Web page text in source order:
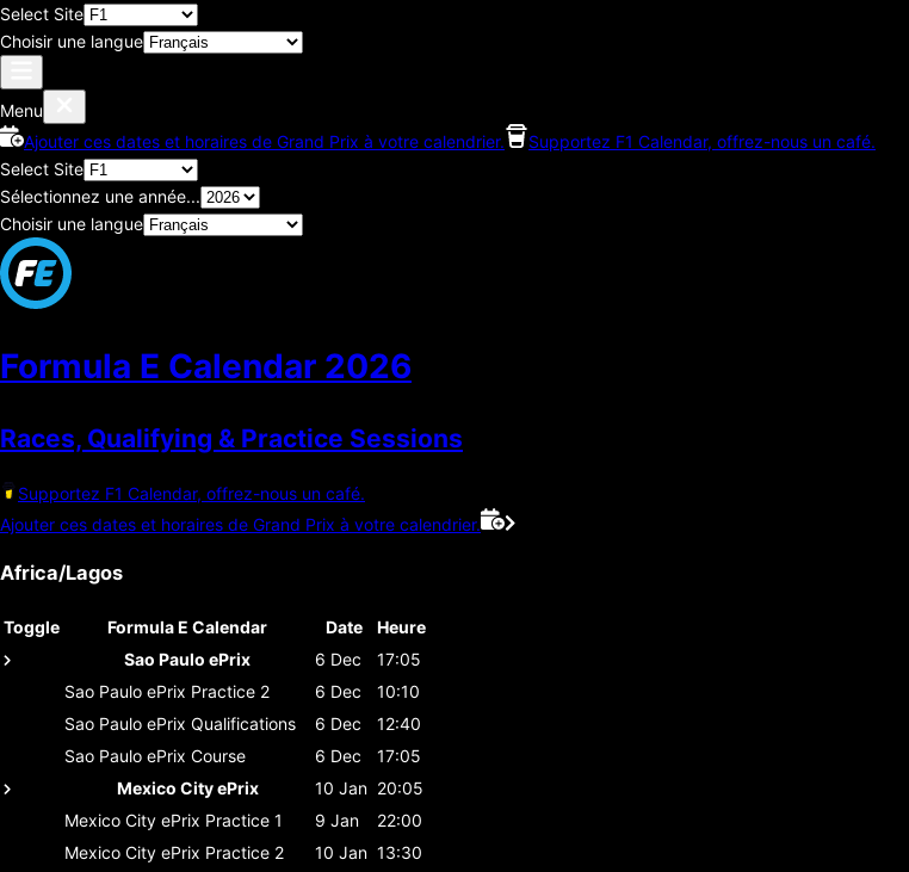
Select Site
Choisir une langue
Menu
Ajouter ces dates et horaires de Grand Prix à votre calendrier.
Supportez F1 Calendar, offrez-nous un café.
Select Site
Sélectionnez une année...
Choisir une langue
Formula E Calendar 2026
Races, Qualifying & Practice Sessions
Supportez F1 Calendar, offrez-nous un café.
Ajouter ces dates et horaires de Grand Prix à votre calendrier.
Africa/Lagos
Toggle Formula E Calendar Date
Heure
Sao Paulo ePrix
6 Dec
17:05
Sao Paulo ePrix Practice 2 6 Dec
10:10
Sao Paulo ePrix Qualifications 6 Dec
12:40
Sao Paulo ePrix Course 6 Dec
17:05
Mexico City ePrix
10 Jan 20:05
Mexico City ePrix Practice 1 9 Jan
22:00
Mexico City ePrix Practice 2 10 Jan 13:30